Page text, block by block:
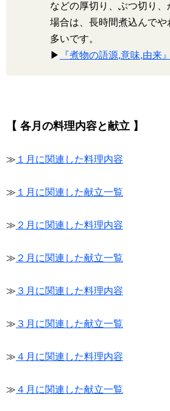
などの厚切り、ぶつ切り
場合は、長時間煮込んで
多いです。
▶
『煮物の語源,意味,由来
【 各月の料理内容と献立 】
≫ １月に関連した料理内容
≫ １月に関連した献立一覧
≫ ２月に関連した料理内容
≫ ２月に関連した献立一覧
≫ ３月に関連した料理内容
≫ ３月に関連した献立一覧
≫ ４月に関連した料理内容
≫ ４月に関連した献立一覧